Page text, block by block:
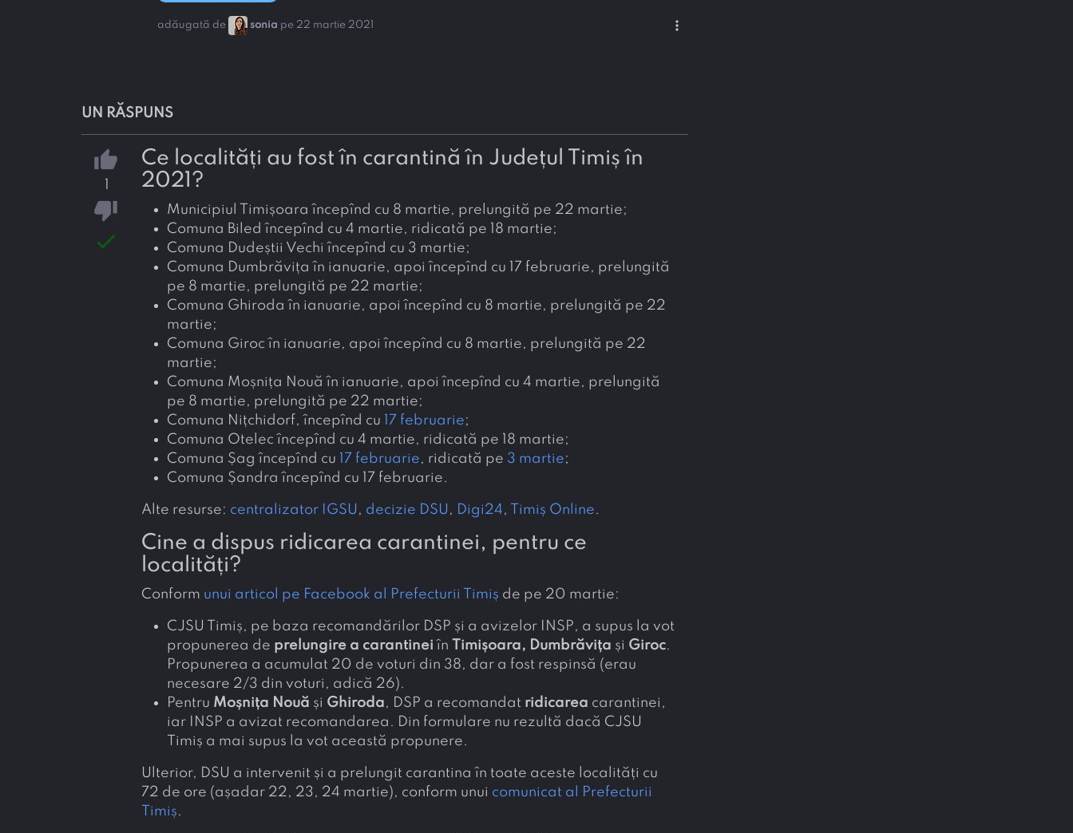
adăugată de sonia pe 22 martie 2021 more_vert
UN RĂSPUNS
thumb_up
thumb_down
done
Ce localități au fost în carantină în Județul Timiș în
2021?
Municipiul Timișoara începînd cu 8 martie, prelungită pe 22 martie;
Comuna Biled începînd cu 4 martie, ridicată pe 18 martie;
Comuna Dudeștii Vechi începînd cu 3 martie;
Comuna Dumbrăvița în ianuarie, apoi începînd cu 17 februarie, prelungită
pe 8 martie, prelungită pe 22 martie;
Comuna Ghiroda în ianuarie, apoi începînd cu 8 martie, prelungită pe 22
martie;
Comuna Giroc în ianuarie, apoi începînd cu 8 martie, prelungită pe 22
martie;
Comuna Moșnița Nouă în ianuarie, apoi începînd cu 4 martie, prelungită
pe 8 martie, prelungită pe 22 martie;
Comuna Nițchidorf, începînd cu
17 februarie;
Comuna Otelec începînd cu 4 martie, ridicată pe 18 martie;
Comuna Șag începînd cu
17 februarie, ridicată pe 3 martie;
Comuna Șandra începînd cu 17 februarie.
Alte resurse: centralizator IGSU , decizie DSU , Digi24, Timiș Online.
Cine a dispus ridicarea carantinei, pentru ce
localități?
Conform unui articol pe Facebook al Prefecturii Timiș de pe 20 martie:
CJSU Timiș, pe baza recomandărilor DSP și a avizelor INSP, a supus la vot
propunerea de prelungire a carantinei în Timișoara, Dumbrăvița și Giroc.
Propunerea a acumulat 20 de voturi din 38, dar a fost respinsă (erau
necesare 2/3 din voturi, adică 26).
Pentru Moșnița Nouă și Ghiroda, DSP a recomandat ridicarea carantinei,
iar INSP a avizat recomandarea. Din formulare nu rezultă dacă CJSU
Timiș a mai supus la vot această propunere.
Ulterior, DSU a intervenit și a prelungit carantina în toate aceste localități cu
72 de ore (așadar 22, 23, 24 martie), conform unui comunicat al Prefecturii
Timiș.